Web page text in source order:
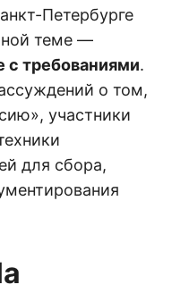
Петербурге
теме —
с требованиями.
о том,
участники
для сбора,